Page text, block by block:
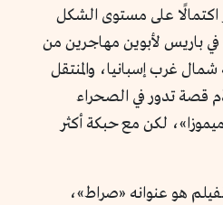
اكتمالًا على مستوى الشكل
في باريس لأبوين مهاجرين من
شمال غرب إسبانيا، والمنتقل
قصة تدور في الصحراء
لكن مع حبكة أكثر
هو عنوانه «صراط»،